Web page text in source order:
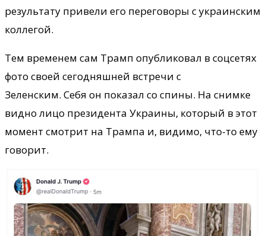
результату привели его переговоры с украинским
коллегой.
Тем временем сам Трамп опубликовал в соцсетях
фото своей сегодняшней встречи с
Зеленским. Себя он показал со спины. На снимке
видно лицо президента Украины, который в этот
момент смотрит на Трампа и, видимо, что-то ему
говорит.